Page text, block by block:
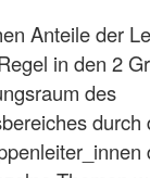
Anteile der
in den 2
des
durch